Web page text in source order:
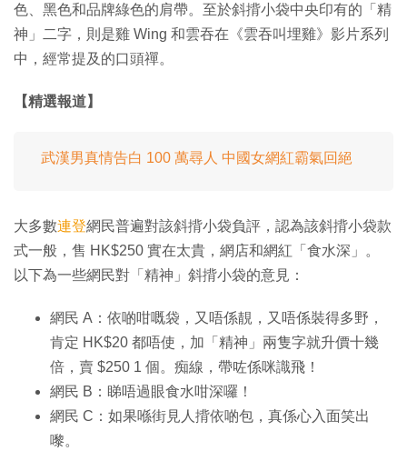
色、黑色和品牌綠色的肩帶。至於斜揹小袋中央印有的「精
神」二字，則是雞 Wing 和雲吞在《雲吞叫埋雞》影片系列
中，經常提及的口頭禪。
【精選報道】
武漢男真情告白 100 萬尋人 中國女網紅霸氣回絕
大多數連登網民普遍對該斜揹小袋負評，認為該斜揹小袋款
式一般，售 HK$250 實在太貴，網店和網紅「食水深」。
以下為一些網民對「精神」斜揹小袋的意見：
網民 A：依啲咁嘅袋，又唔係靚，又唔係裝得多野，
肯定 HK$20 都唔使，加「精神」兩隻字就升價十幾
倍，賣 $250 1 個。痴線，帶咗係咪識飛！
網民 B：睇唔過眼食水咁深囉！
網民 C：如果喺街見人揹依啲包，真係心入面笑出
嚟。